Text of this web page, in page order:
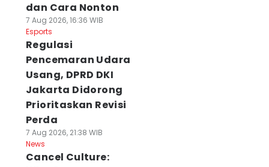
dan Cara Nonton
7 Aug 2026, 16:36 WIB
Esports
Regulasi
Pencemaran Udara
Usang, DPRD DKI
Jakarta Didorong
Prioritaskan Revisi
Perda
7 Aug 2026, 21:38 WIB
News
Cancel Culture: